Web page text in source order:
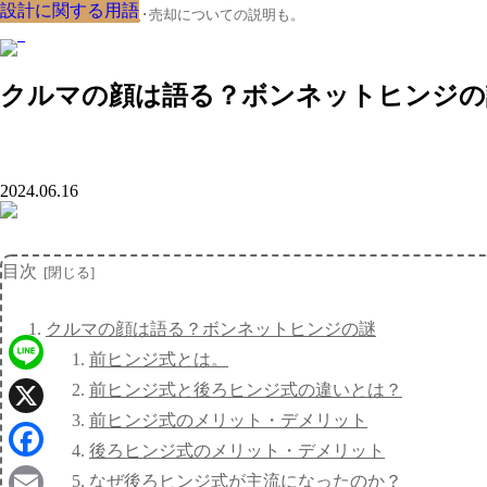
クルマの大辞典、購入･売却についての説明も。
クルマの顔は語る？ボンネットヒンジ
設計に関する用語
2024.06.16
目次
クルマの顔は語る？ボンネットヒンジの謎
前ヒンジ式とは。
前ヒンジ式と後ろヒンジ式の違いとは？
前ヒンジ式のメリット・デメリット
後ろヒンジ式のメリット・デメリット
なぜ後ろヒンジ式が主流になったのか？
設計に関する用語
設計に関する用語
設計に関する用語
設計に関する用語
設計に関する用語
設計に関する用語
設計に関する用語
設計に関する用語
Line
X
Facebook